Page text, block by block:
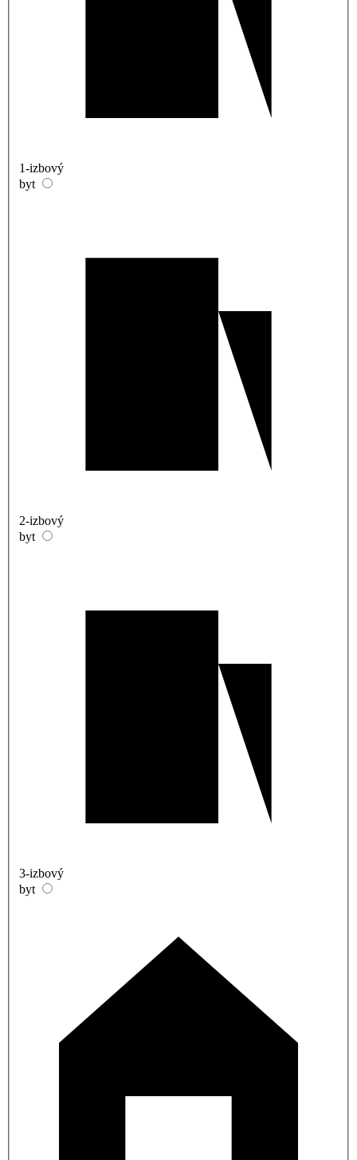
1-izbový
byt
2-izbový
byt
3-izbový
byt